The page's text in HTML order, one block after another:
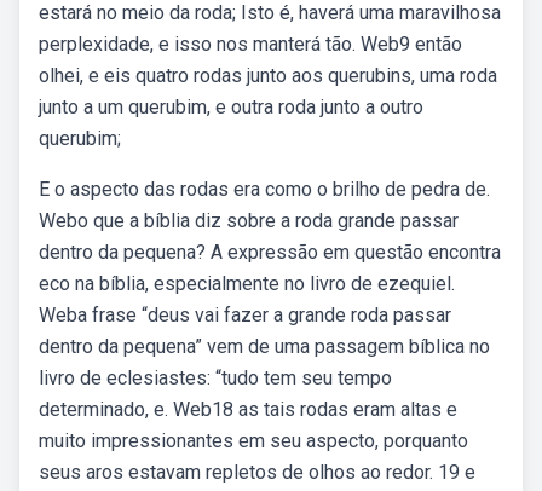
estará no meio da roda; Isto é, haverá uma maravilhosa
perplexidade, e isso nos manterá tão. Web9 então
olhei, e eis quatro rodas junto aos querubins, uma roda
junto a um querubim, e outra roda junto a outro
querubim;
E o aspecto das rodas era como o brilho de pedra de.
Webo que a bíblia diz sobre a roda grande passar
dentro da pequena? A expressão em questão encontra
eco na bíblia, especialmente no livro de ezequiel.
Weba frase “deus vai fazer a grande roda passar
dentro da pequena” vem de uma passagem bíblica no
livro de eclesiastes: “tudo tem seu tempo
determinado, e. Web18 as tais rodas eram altas e
muito impressionantes em seu aspecto, porquanto
seus aros estavam repletos de olhos ao redor. 19 e